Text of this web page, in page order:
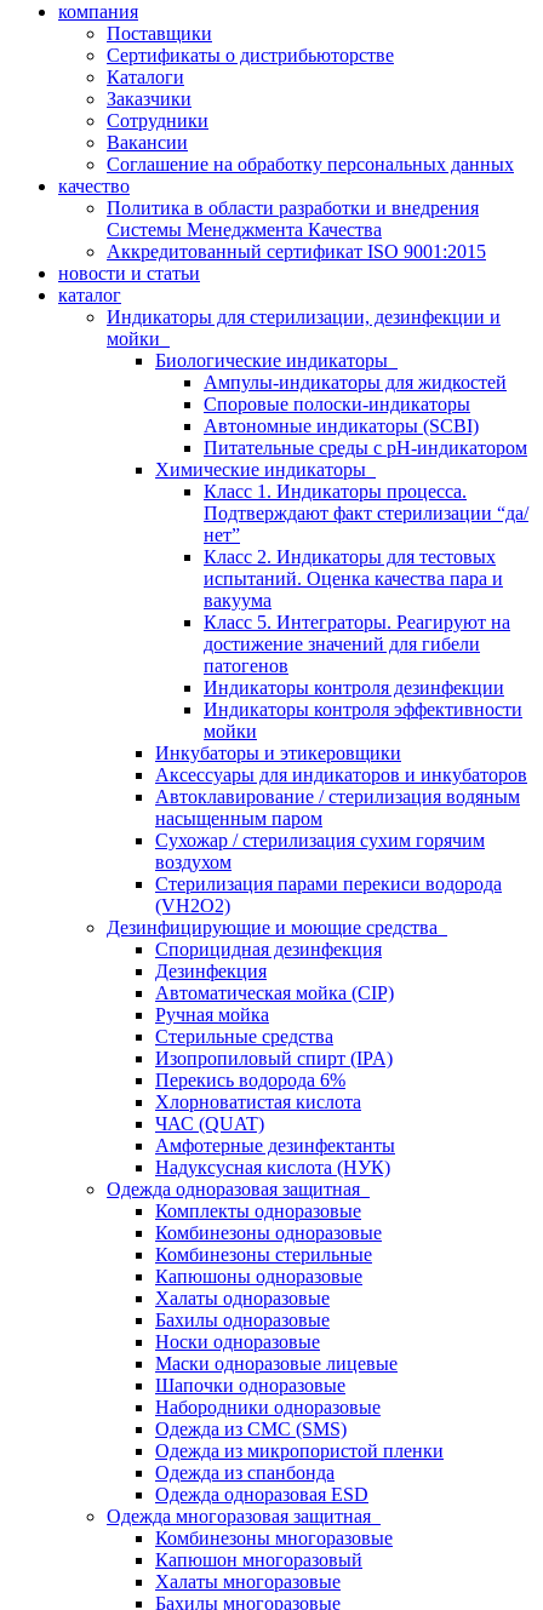
компания
Поставщики
Сертификаты о дистрибьюторстве
Каталоги
Заказчики
Сотрудники
Вакансии
Соглашение на обработку персональных данных
качество
Политика в области разработки и внедрения
Системы Менеджмента Качества
Аккредитованный сертификат ISO 9001:2015
новости и статьи
каталог
Индикаторы для стерилизации, дезинфекции и
мойки
Биологические индикаторы
Ампулы-индикаторы для жидкостей
Споровые полоски-индикаторы
Автономные индикаторы (SCBI)
Питательные среды с рН-индикатором
Химические индикаторы
Класс 1. Индикаторы процесса.
Подтверждают факт стерилизации “да/
нет”
Класс 2. Индикаторы для тестовых
испытаний. Оценка качества пара и
вакуума
Класс 5. Интеграторы. Реагируют на
достижение значений для гибели
патогенов
Индикаторы контроля дезинфекции
Индикаторы контроля эффективности
мойки
Инкубаторы и этикеровщики
Аксессуары для индикаторов и инкубаторов
Автоклавирование / стерилизация водяным
насыщенным паром
Сухожар / стерилизация сухим горячим
воздухом
Стерилизация парами перекиси водорода
(VH2O2)
Дезинфицирующие и моющие средства
Спорицидная дезинфекция
Дезинфекция
Автоматическая мойка (CIP)
Ручная мойка
Стерильные средства
Изопропиловый спирт (IPA)
Перекись водорода 6%
Хлорноватистая кислота
ЧАС (QUAT)
Амфотерные дезинфектанты
Надуксусная кислота (НУК)
Одежда одноразовая защитная
Комплекты одноразовые
Комбинезоны одноразовые
Комбинезоны стерильные
Капюшоны одноразовые
Халаты одноразовые
Бахилы одноразовые
Носки одноразовые
Маски одноразовые лицевые
Шапочки одноразовые
Набородники одноразовые
Одежда из СМС (SMS)
Одежда из микропористой пленки
Одежда из спанбонда
Одежда одноразовая ESD
Одежда многоразовая защитная
Комбинезоны многоразовые
Капюшон многоразовый
Халаты многоразовые
Бахилы многоразовые